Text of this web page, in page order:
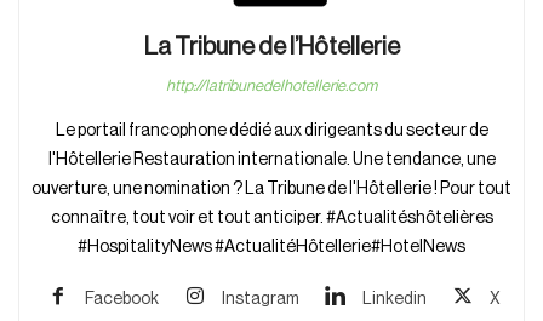
La Tribune de l’Hôtellerie
http://latribunedelhotellerie.com
Le portail francophone dédié aux dirigeants du secteur de
l'Hôtellerie Restauration internationale. Une tendance, une
ouverture, une nomination ? La Tribune de l'Hôtellerie ! Pour tout
connaître, tout voir et tout anticiper. #Actualitéshôtelières
#HospitalityNews #ActualitéHôtellerie#HotelNews
Facebook Instagram Linkedin X